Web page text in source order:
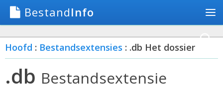
BestandInfo
Hoofd : Bestandsextensies : .db Het dossier
.db Bestandsextensie